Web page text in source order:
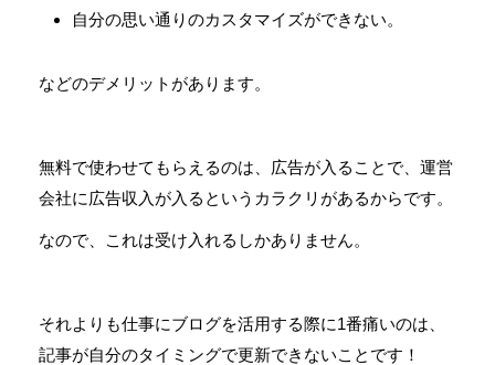
自分の思い通りのカスタマイズができない。
などのデメリットがあります。
無料で使わせてもらえるのは、広告が入ることで、運営
会社に広告収入が入るというカラクリがあるからです。
なので、これは受け入れるしかありません。
それよりも仕事にブログを活用する際に1番痛いのは、
記事が自分のタイミングで更新できないことです！